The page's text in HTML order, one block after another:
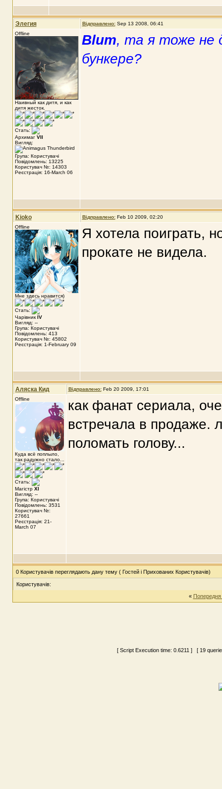
Элегия Відправлено: Sep 13 2008, 06:41
Offline
Наивный как дитя, и как
дитя жесток.
Стать:
Архимаг VII
Вигляд:
Група: Користувачі
Повідомлень: 13225
Користувач №: 14303
Реєстрація: 16-March 06
Blum, та я тоже не
бункере?
Kioko Відправлено: Feb 10 2009, 02:20
Offline
Мне здесь нравится)
Стать:
Чарівник IV
Вигляд: --
Група: Користувачі
Повідомлень: 413
Користувач №: 45802
Реєстрація: 1-February 09
Я хотела поиграть,
прокате не видела.
Аляска Кид Відправлено: Feb 20 2009, 17:01
Offline
Куда всё поплыло,
так радужно стало...
Стать:
Магістр XI
Вигляд: --
Група: Користувачі
Повідомлень: 3531
Користувач №:
27661
Реєстрація: 21-
March 07
как фанат сериала,
встречала в продаже.
поломать голову...
0 Користувачів переглядають дану тему ( Гостей і Прихованих Користувачів)
Користувачів:
«
[ Script Execution time: 0.6211 ] [ 19